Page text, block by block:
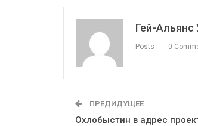
Гей-Альянс
Posts 0
ПРЕДИДУЩЕЕ
Охлобыстин в адрес